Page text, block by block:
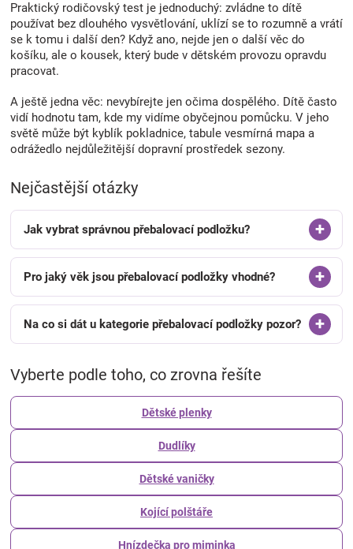
Praktický rodičovský test je jednoduchý: zvládne to dítě
používat bez dlouhého vysvětlování, uklízí se to rozumně a vrátí
se k tomu i další den? Když ano, nejde jen o další věc do
košíku, ale o kousek, který bude v dětském provozu opravdu
pracovat.
A ještě jedna věc: nevybírejte jen očima dospělého. Dítě často
vidí hodnotu tam, kde my vidíme obyčejnou pomůcku. V jeho
světě může být kyblík pokladnice, tabule vesmírná mapa a
odrážedlo nejdůležitější dopravní prostředek sezony.
Nejčastější otázky
Jak vybrat správnou přebalovací podložku?
Pro jaký věk jsou přebalovací podložky vhodné?
Na co si dát u kategorie přebalovací podložky pozor?
Vyberte podle toho, co zrovna řešíte
Dětské plenky
Dudlíky
Dětské vaničky
Kojící polštáře
Hnízdečka pro miminka